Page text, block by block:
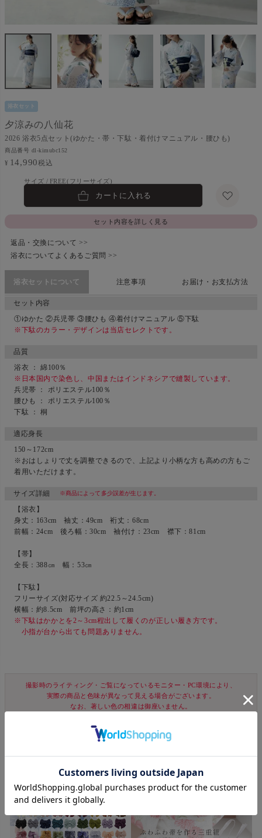
浴衣セット
2026 浴衣5点セット(ゆかた・帯・下駄・着付けマニュアル・腰ひも)
夕涼みの八仙花
商品番号 dl-kimubc152
¥ 14,990税込
FREE(フリーサイズ)
カートに入れる
セット内容を詳しく見る
返品・交換について >>
浴衣についてよくあるご質問 >>
浴衣セットについて 注意事項 お届け・お支払方法
セット内容
①ゆかた ②兵児帯 ③腰ひも ④着付けマニュアル ⑤下駄
※下駄のカラー・デザインは当店セレクトです。
品質
浴衣 ： 綿100％
※日本国内で染色し、中国またはインドネシアで縫製しています。
兵児帯 ： ポリエステル100％
腰ひも ： ポリエステル100％
下駄 ： 桐
適応身長
150～172cm
※おはしょりで丈を調整できるので、上記より小柄な方も高めの方もご
着用いただけます。
サイズ詳細 ※商品によって多少誤差が生じます。
【浴衣】
身丈：163cm 袖丈：49cm 裄丈：68cm
前幅：24cm 後ろ幅：30cm 袖付け：23cm 襟下：81cm
【帯】
全長：388㎝ 幅：53㎝
【下駄】
フリーサイズ(対応サイズ 約22.5～24.5cm)
横幅：約8.5cm 前坪の高さ：約1cm
※下駄はかかとを2～3cm程出して履くのが正しい履き方です。
小指が台から出ても問題ありません。
撮影時のライティング・ご覧になっているモニター・PC環境により、
実際の商品と色味が異なって見える場合がございます。
なお、著しい色の相違は御座いません。